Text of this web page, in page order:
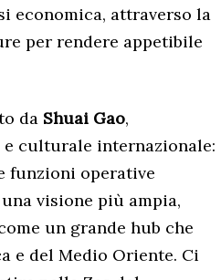
economica, attraverso la
per rendere appetibile
da Shuai Gao,
e culturale internazionale:
funzioni operative
visione più ampia,
un grande hub che
e del Medio Oriente. Ci